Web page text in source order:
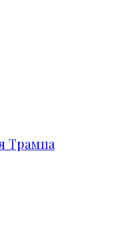
Трампа